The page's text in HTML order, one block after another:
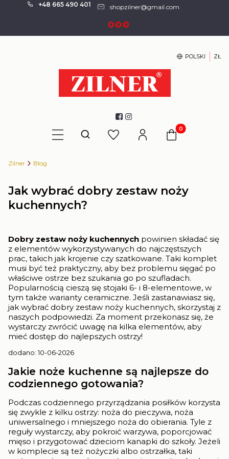
+48 665 490 401 shopzilner@gmail.com
0:0:0
POLSKI ZŁ
Otwórz wyszukiwarkę Produkty w
Zilner Blog
Jak wybrać dobry zestaw noży
kuchennych?
Dobry zestaw noży kuchennych powinien składać się
z elementów wykorzystywanych do najczęstszych
prac, takich jak krojenie czy szatkowane. Taki komplet
musi być też praktyczny, aby bez problemu sięgać po
właściwe ostrze bez szukania go po szufladach.
Popularnością cieszą się stojaki 6- i 8-elementowe, w
tym także warianty ceramiczne. Jeśli zastanawiasz się,
jak wybrać dobry zestaw noży kuchennych, skorzystaj z
naszych podpowiedzi. Za moment przekonasz się, że
wystarczy zwrócić uwagę na kilka elementów, aby
mieć dostęp do najlepszych ostrzy!
dodano: 10-06-2026
Jakie noże kuchenne są najlepsze do
codziennego gotowania?
Podczas codziennego przyrządzania posiłków korzysta
się zwykle z kilku ostrzy: noża do pieczywa, noża
uniwersalnego i mniejszego noża do obierania. Tyle z
reguły wystarczy, aby pokroić warzywa, poporcjować
mięso i przygotować dzieciom kanapki do szkoły. Jeżeli
w komplecie są też nożyczki albo ostrzałka, taki